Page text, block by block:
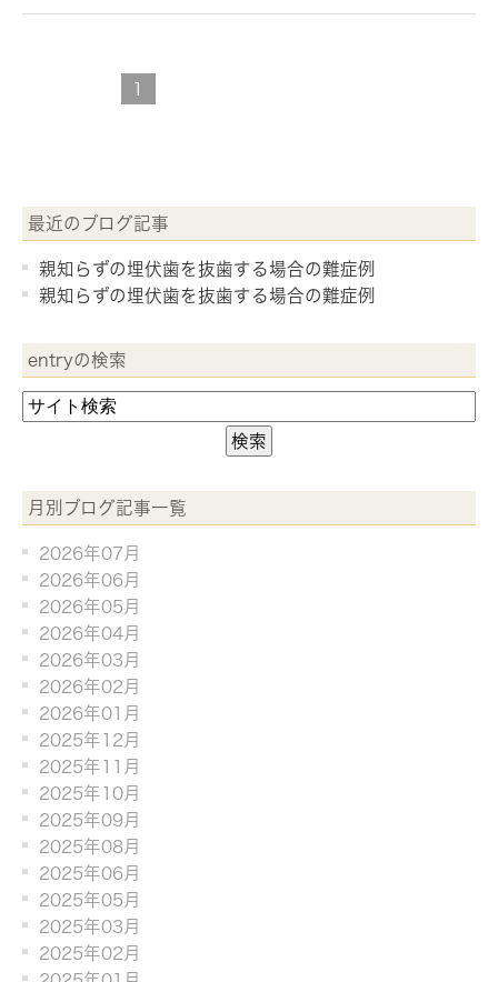
1
最近のブログ記事
親知らずの埋伏歯を抜歯する場合の難症例
親知らずの埋伏歯を抜歯する場合の難症例
entryの検索
月別ブログ記事一覧
2026年07月
2026年06月
2026年05月
2026年04月
2026年03月
2026年02月
2026年01月
2025年12月
2025年11月
2025年10月
2025年09月
2025年08月
2025年06月
2025年05月
2025年03月
2025年02月